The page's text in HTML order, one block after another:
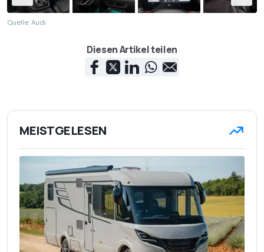
Quelle: Audi
Diesen Artikel teilen
MEISTGELESEN